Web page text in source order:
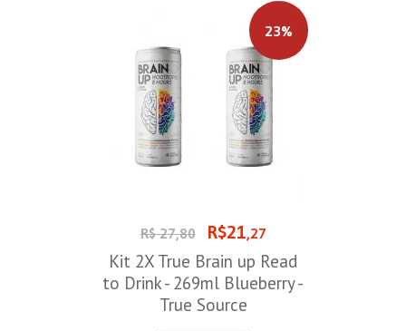
23%
R$ 27,80 R$21,27
Kit 2X True Brain up Read
to Drink - 269ml Blueberry -
True Source